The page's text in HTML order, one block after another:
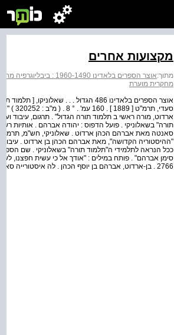
מקצועות אחרים
מתוך:אוצר הספרים בלאדינו 1960-1490 : ביבליוגרפיה מחקרית מוערת
מחקרית מוערת
אוצר הספרים בלאדינו 486 הגדול . . .
סעדי,
ארדוט, מורה ראשי ב תלמוד תורה הגדול" . תרגום, עיבוד
"ההיסטוריה הקדושה", מאת אברהם הכהן בן ארדוט . עיבוד
סימן אברהם" . פותח במילים : "אודך אל כי עשית חפצנו,
2766 . בן-ארדוט, אברהם בן יוסף הכהן . לה איסטורייה סאנטה ק ונטא נד ו טודוס ל וס קו אינטוס די ...